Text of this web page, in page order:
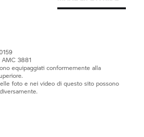
AMC 3881
equipaggiati conformemente alla
foto e nei video di questo sito possono